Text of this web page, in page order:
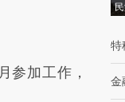
加工作，
特
金